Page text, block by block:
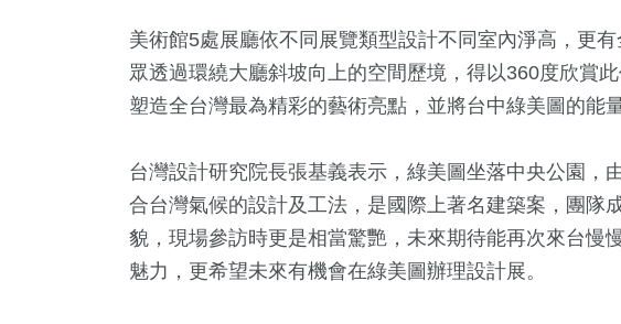
美術館5處展廳依不同展覽類型設計不同室內淨高，更
眾透過環繞大廳斜坡向上的空間歷境，得以360度欣賞
塑造全台灣最為精彩的藝術亮點，並將台中綠美圖的能
台灣設計研究院長張基義表示，綠美圖坐落中央公園，
合台灣氣候的設計及工法，是國際上著名建築案，團隊
貌，現場參訪時更是相當驚艷，未來期待能再次來台慢
魅力，更希望未來有機會在綠美圖辦理設計展。